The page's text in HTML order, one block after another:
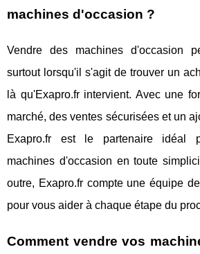
machines d'occasion ?
Vendre des machines d'occasion
surtout lorsqu'il s'agit de trouver un
là qu'Exapro.fr intervient. Avec une
marché, des ventes sécurisées et un
Exapro.fr est le partenaire idéal
machines d'occasion en toute
outre, Exapro.fr compte une équipe
pour vous aider à chaque étape du
Comment vendre vos